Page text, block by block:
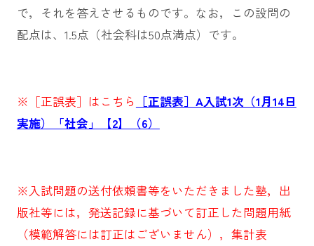
で，それを答えさせるものです。なお，この設問の
配点は、1.5点（社会科は50点満点）です。
※［正誤表］はこちら ［正誤表］A入試1次（1月14日
実施）「社会」【2】（6）
※入試問題の送付依頼書等をいただきました塾，出
版社等には，発送記録に基づいて訂正した問題用紙
（模範解答には訂正はございません），集計表